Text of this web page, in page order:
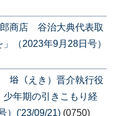
郎商店 谷治大典代表取
（2023年9月28日号）
﨏（えき）晋介執行役
年期の引きこもり経
）('23/09/21) (0750)